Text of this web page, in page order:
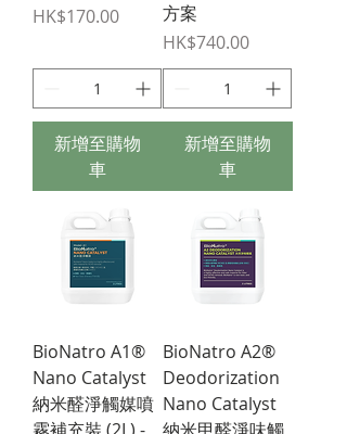
價格
HK$170.00
新增至購物
車
方案
價格
HK$740.00
新增至購物
車
BioNatro A1®
Nano Catalyst
納米醛淨觸媒噴
BioNatro A2®
Deodorization
Nano Catalyst